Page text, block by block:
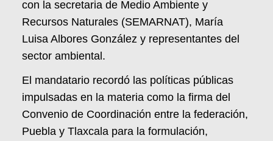
con la secretaria de Medio Ambiente y
Recursos Naturales (SEMARNAT), María
Luisa Albores González y representantes del
sector ambiental.
El mandatario recordó las políticas públicas
impulsadas en la materia como la firma del
Convenio de Coordinación entre la federación,
Puebla y Tlaxcala para la formulación,